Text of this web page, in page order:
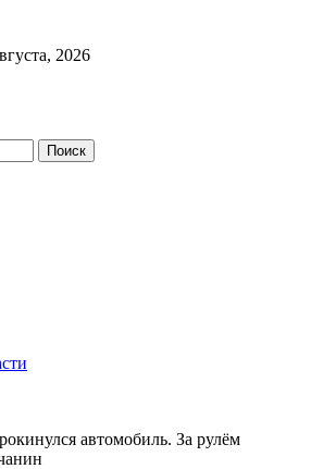
2026
автомобиль. За рулём